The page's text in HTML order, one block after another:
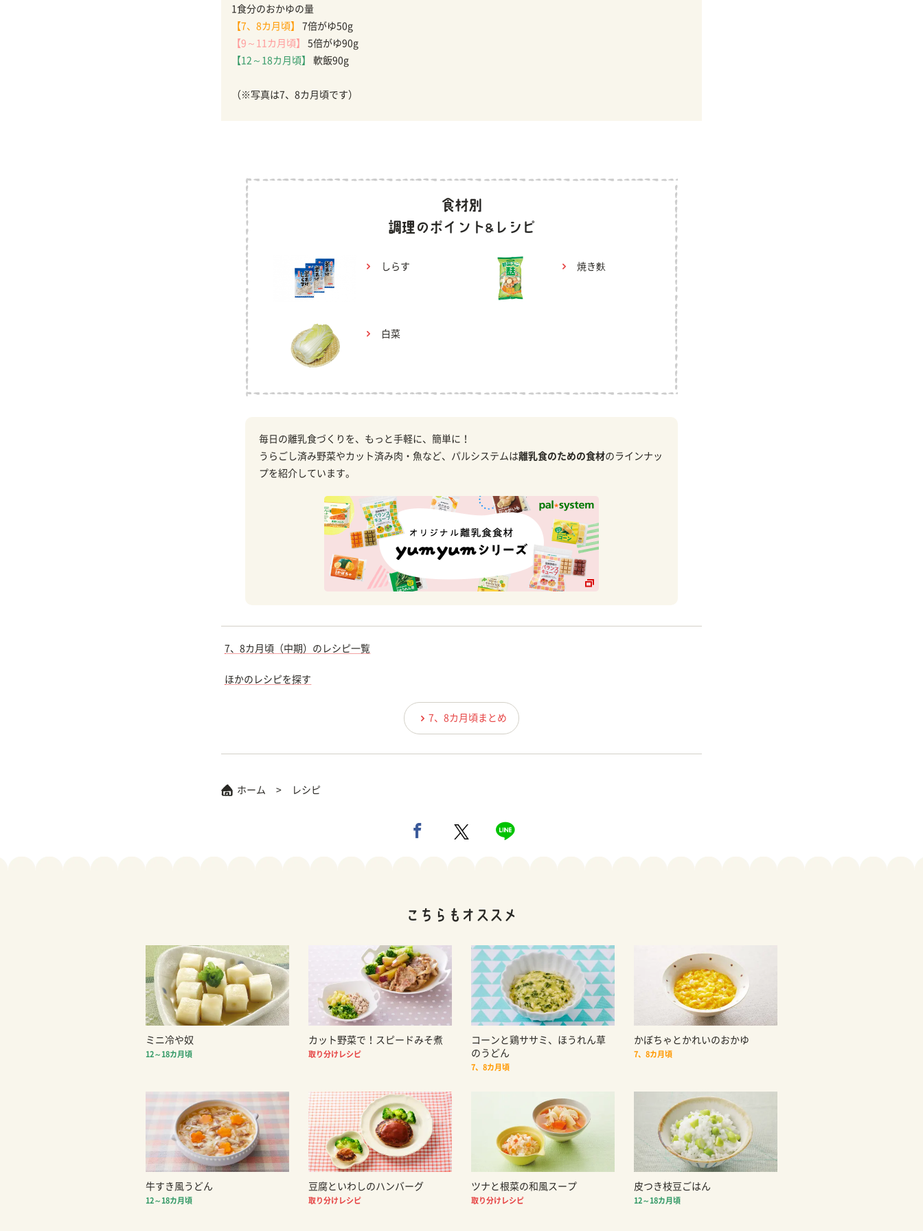
1食分のおかゆの量
【7、8カ月頃】
7倍がゆ50g
【9～11カ月頃】
5倍がゆ90g
【12～18カ月頃】
軟飯90g
（※写真は7、8カ月頃です）
しらす 焼き麩
白菜
毎日の離乳食づくりを、もっと手軽に、簡単に！
うらごし済み野菜やカット済み肉・魚など、パルシステムは離乳食のための食材のラインナッ
プを紹介しています。
7、8カ月頃（中期）のレシピ一覧
ほかのレシピを探す
7、8カ月頃まとめ
ホーム レシピ
ミニ冷や奴
12～18カ月頃
カット野菜で！スピードみそ煮
取り分けレシピ
コーンと鶏ササミ、ほうれん草
のうどん
7、8カ月頃
かぼちゃとかれいのおかゆ
7、8カ月頃
牛すき風うどん
12～18カ月頃
豆腐といわしのハンバーグ
取り分けレシピ
ツナと根菜の和風スープ
取り分けレシピ
皮つき枝豆ごはん
12～18カ月頃